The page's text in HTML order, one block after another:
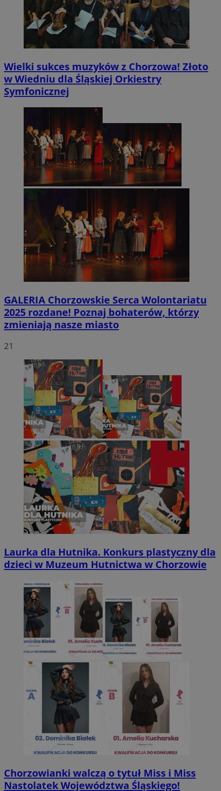
Wielki sukces muzyków z Chorzowa! Złoto
w Wiedniu dla Śląskiej Orkiestry
Symfonicznej
GALERIA Chorzowskie Serca Wolontariatu
2025 rozdane! Poznaj bohaterów, którzy
zmieniają nasze miasto
21
Laurka dla Hutnika. Konkurs plastyczny dla
dzieci w Muzeum Hutnictwa w Chorzowie
Chorzowianki walczą o tytuł Miss i Miss
Nastolatek Województwa Śląskiego!